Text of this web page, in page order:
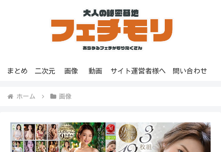
まとめ 二次元 画像 動画 サイト運営者様へ 問い合わせ
ホーム 画像